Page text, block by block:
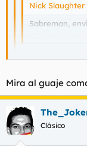
Nick Slaughter
Sabreman,
madre, hoy
Bueno, también
Mira al guaje
Clásico